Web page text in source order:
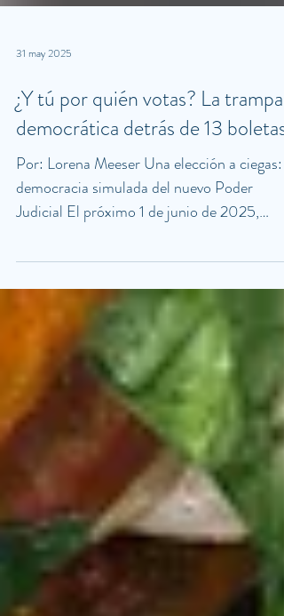
31 may 2025
¿Y tú por quién votas? La trampa
democrática detrás de 13 boletas
Por: Lorena Meeser Una elección a ciegas: la
Judicial El próximo 1 de junio de 2025,
México vivirá un hecho inédito: por primera
vez en la historia, los ciudadanos podrán
elegir por voto directo a jueces, magistrados
y ministros del Poder Judicial de la
Federación. Esta reforma, propuesta por el
expresidente Andrés Manuel López Obrador
y aprobada en septiembre de 2024, fue
presentada como una vía para democratizar
la justicia y transparenta